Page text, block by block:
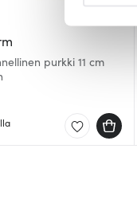
ja
purkki 11 cm